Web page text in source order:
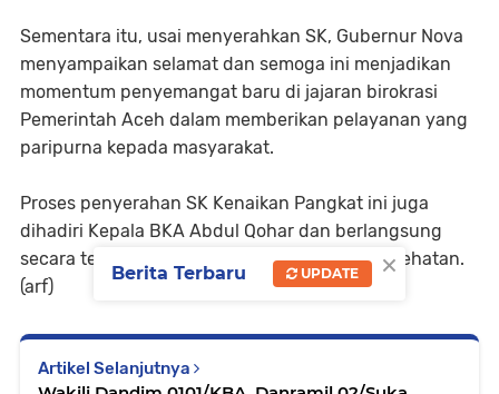
Sementara itu, usai menyerahkan SK, Gubernur Nova
menyampaikan selamat dan semoga ini menjadikan
momentum penyemangat baru di jajaran birokrasi
Pemerintah Aceh dalam memberikan pelayanan yang
paripurna kepada masyarakat.
Proses penyerahan SK Kenaikan Pangkat ini juga
dihadiri Kepala BKA Abdul Qohar dan berlangsung
secara terbatas dan menerapkan protokol kesehatan.
(arf)
Artikel Selanjutnya
×
Berita Terbaru UPDATE